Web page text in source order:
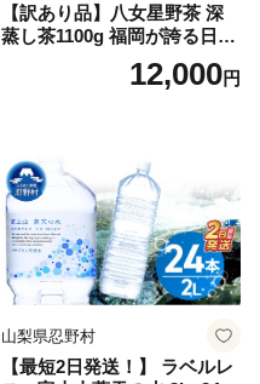
【訳あり品】八女星野茶 深
蒸し茶1100g 福岡が誇る日本
茶_ 訳アリ 常温 お茶 茶袋 常
備品 おちゃ ocha 茶葉 緑茶
小分け お土産 お取り寄せ グ
ルメ 福岡 九州 福岡県 国産
日本 ふかむし茶 ふかむし 家
庭用 自宅用 ちゃ りょくちゃ
ふかむしちゃ 急須 甘み 川崎
町 送料無料
12,000円
山梨県忍野村
【最短2日発送！】 ラベルレ